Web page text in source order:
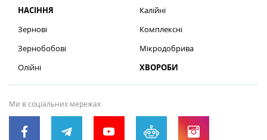
НАСІННЯ
Зернові
Зернобобові
Олійні
Калійні
Комплексні
Мікродобрива
ХВОРОБИ
Ми в соціальних мережах